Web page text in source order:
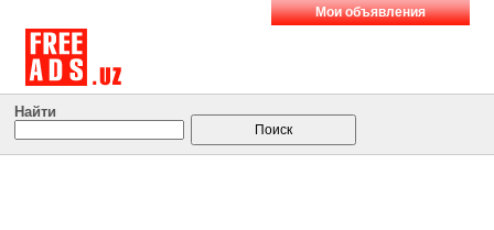
Мои объявления
Найти